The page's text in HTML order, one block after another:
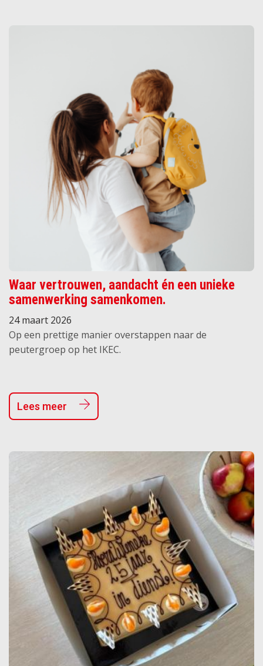
Waar vertrouwen, aandacht én een unieke
samenwerking samenkomen.
24 maart 2026
Op een prettige manier overstappen naar de
peutergroep op het IKEC.
Lees meer